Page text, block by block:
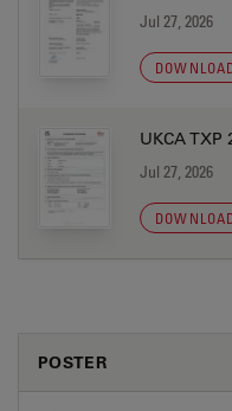
Jul 27, 2026
UKCA TXP
Jul 27, 2026
POSTER